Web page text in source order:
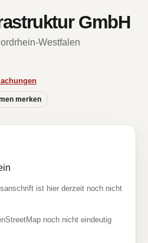
GmbH
Westfalen
merken
ist hier derzeit noch nicht
noch nicht eindeutig